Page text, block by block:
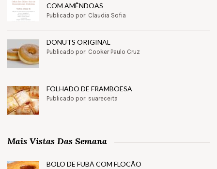
COM AMÊNDOAS
Publicado por: Claudia Sofia
DONUTS ORIGINAL
Publicado por: Cooker Paulo Cruz
FOLHADO DE FRAMBOESA
Publicado por: suareceita
Mais Vistas Das Semana
BOLO DE FUBÁ COM FLOCÃO